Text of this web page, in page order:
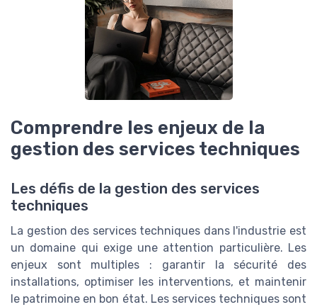
Comprendre les enjeux de la
gestion des services techniques
Les défis de la gestion des services
techniques
La gestion des services techniques dans l'industrie est
un domaine qui exige une attention particulière. Les
enjeux sont multiples : garantir la sécurité des
installations, optimiser les interventions, et maintenir
le patrimoine en bon état. Les services techniques sont